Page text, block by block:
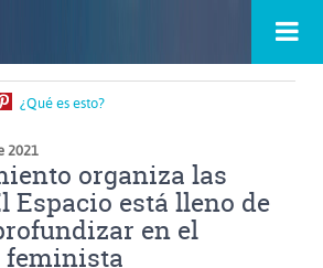
Menú
¿Qué es esto?
2021
organiza las
Espacio está lleno de
en el